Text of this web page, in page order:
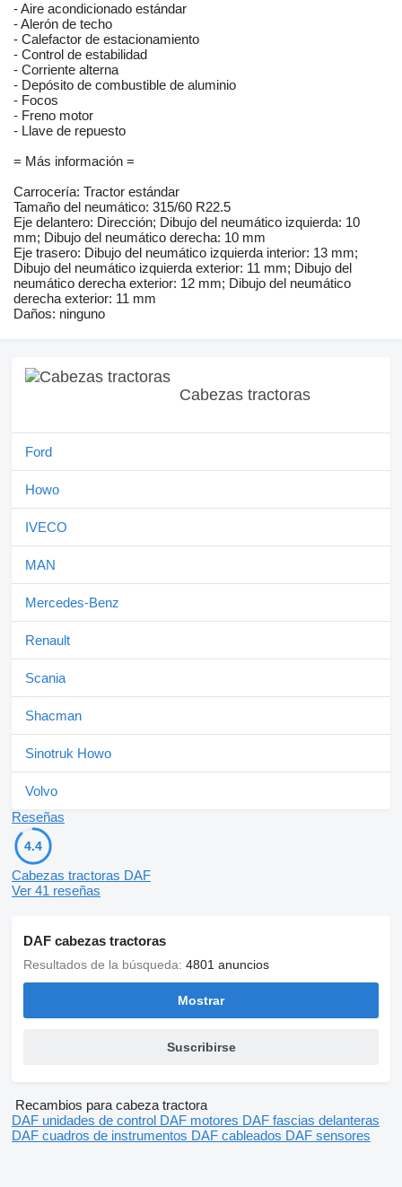
- Aire acondicionado estándar
- Alerón de techo
- Calefactor de estacionamiento
- Control de estabilidad
- Corriente alterna
- Depósito de combustible de aluminio
- Focos
- Freno motor
- Llave de repuesto
= Más información =
Carrocería: Tractor estándar
Tamaño del neumático: 315/60 R22.5
Eje delantero: Dirección; Dibujo del neumático izquierda: 10
mm; Dibujo del neumático derecha: 10 mm
Eje trasero: Dibujo del neumático izquierda interior: 13 mm;
Dibujo del neumático izquierda exterior: 11 mm; Dibujo del
neumático derecha exterior: 12 mm; Dibujo del neumático
derecha exterior: 11 mm
Daños: ninguno
Cabezas tractoras
Ford
Howo
IVECO
MAN
Mercedes-Benz
Renault
Scania
Shacman
Sinotruk Howo
Volvo
Reseñas
4.4
Cabezas tractoras DAF
Ver 41 reseñas
DAF cabezas tractoras
Resultados de la búsqueda: 4801 anuncios
Mostrar
Suscribirse
Recambios para cabeza tractora
DAF unidades de control DAF motores DAF fascias delanteras
DAF cuadros de instrumentos DAF cableados DAF sensores